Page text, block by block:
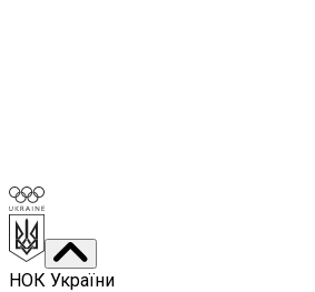
НОК України